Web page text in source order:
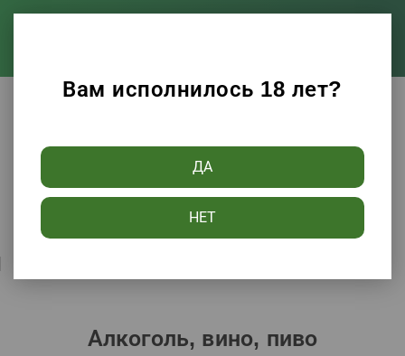
Вам исполнилось 18 лет?
ДА
НЕТ
Сортировать по:
Алкоголь, вино, пиво